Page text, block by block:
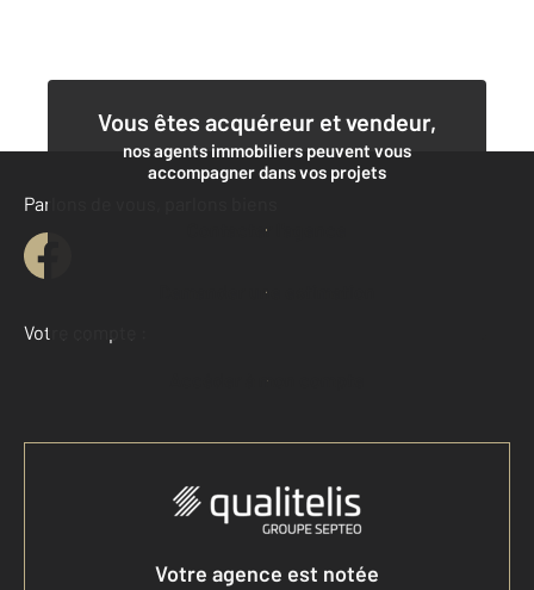
Vous êtes acquéreur et vendeur,
nos agents immobiliers peuvent vous
accompagner dans vos projets
Contacter l'agence
Demander une estimation
Parlons de vous, parlons biens
Votre compte :
Accéder à mon compte
Votre agence est notée